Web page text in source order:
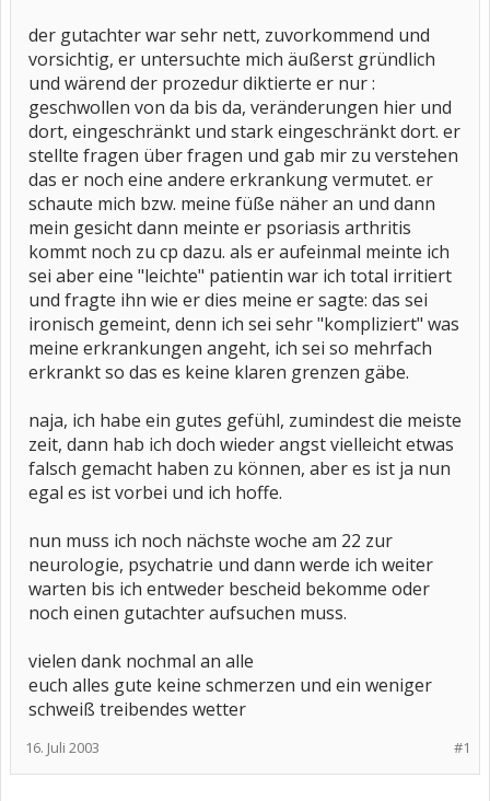
der gutachter war sehr nett, zuvorkommend und
vorsichtig, er untersuchte mich äußerst gründlich
und wärend der prozedur diktierte er nur :
geschwollen von da bis da, veränderungen hier und
dort, eingeschränkt und stark eingeschränkt dort. er
stellte fragen über fragen und gab mir zu verstehen
das er noch eine andere erkrankung vermutet. er
schaute mich bzw. meine füße näher an und dann
mein gesicht dann meinte er psoriasis arthritis
kommt noch zu cp dazu. als er aufeinmal meinte ich
sei aber eine "leichte" patientin war ich total irritiert
und fragte ihn wie er dies meine er sagte: das sei
ironisch gemeint, denn ich sei sehr "kompliziert" was
meine erkrankungen angeht, ich sei so mehrfach
erkrankt so das es keine klaren grenzen gäbe.
naja, ich habe ein gutes gefühl, zumindest die meiste
zeit, dann hab ich doch wieder angst vielleicht etwas
falsch gemacht haben zu können, aber es ist ja nun
egal es ist vorbei und ich hoffe.
nun muss ich noch nächste woche am 22 zur
neurologie, psychatrie und dann werde ich weiter
warten bis ich entweder bescheid bekomme oder
noch einen gutachter aufsuchen muss.
vielen dank nochmal an alle
euch alles gute keine schmerzen und ein weniger
schweiß treibendes wetter
#1
16. Juli 2003